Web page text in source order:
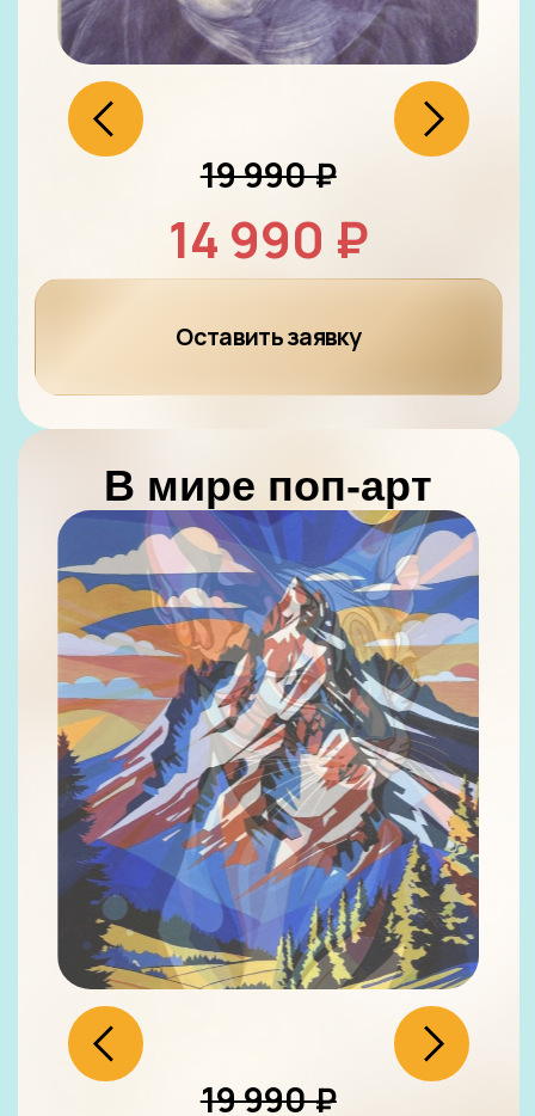
*Конечная стоимость курсов
указана уже с учетом 5000
рождения